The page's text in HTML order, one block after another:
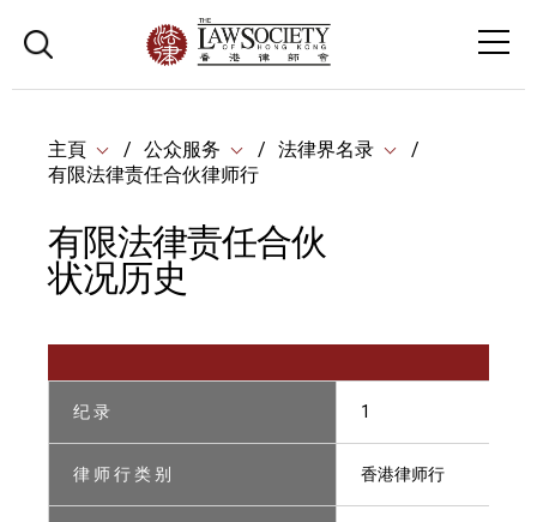
主頁 公众服务
法律界名录
有限法律责任合伙律师行
有限法律责任合伙
状况历史
纪 录 1
律 师 行 类 别 香港律师行